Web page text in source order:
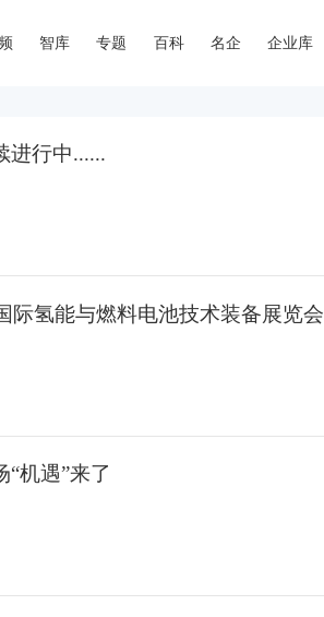
智库 专题 百科 名企 企业库
进行中......
际氢能与燃料电池技术装备展览会
机遇”来了